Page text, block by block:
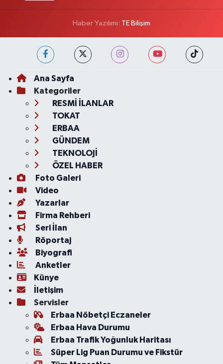
Haber Yazılımı: TE Bilişim
Ana Sayfa
Kategoriler
RESMİ İLANLAR
TOKAT
ERBAA
GÜNDEM
TEKNOLOJİ
ÖZEL HABER
Foto Galeri
Video
Yazarlar
Firma Rehberi
Seri İlan
Röportaj
Biyografi
Anketler
Künye
İletişim
Servisler
Erbaa Nöbetçi Eczaneler
Erbaa Hava Durumu
Erbaa Trafik Yoğunluk Haritası
Süper Lig Puan Durumu ve Fikstür